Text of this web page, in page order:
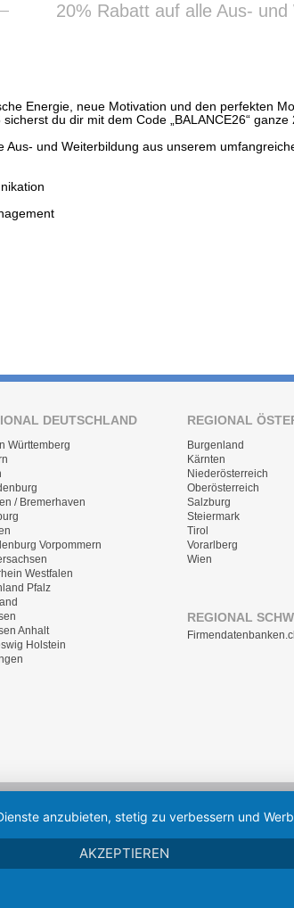
20% Rabatt auf alle Aus- und
Energie, neue Motivation und den perfekten
sicherst du dir mit dem Code „BALANCE26“
Aus- und Weiterbildung aus unserem
DEUTSCHLAND
Württemberg
/ Bremerhaven
Vorpommern
Westfalen
Pfalz
Anhalt
Holstein
REGIONAL
Burgenland
Kärnten
Niederösterreich
Oberösterreich
Salzburg
Steiermark
Tirol
Vorarlberg
Wien
REGIONAL
anzubieten, stetig zu verbessern und
AKZEPTIEREN